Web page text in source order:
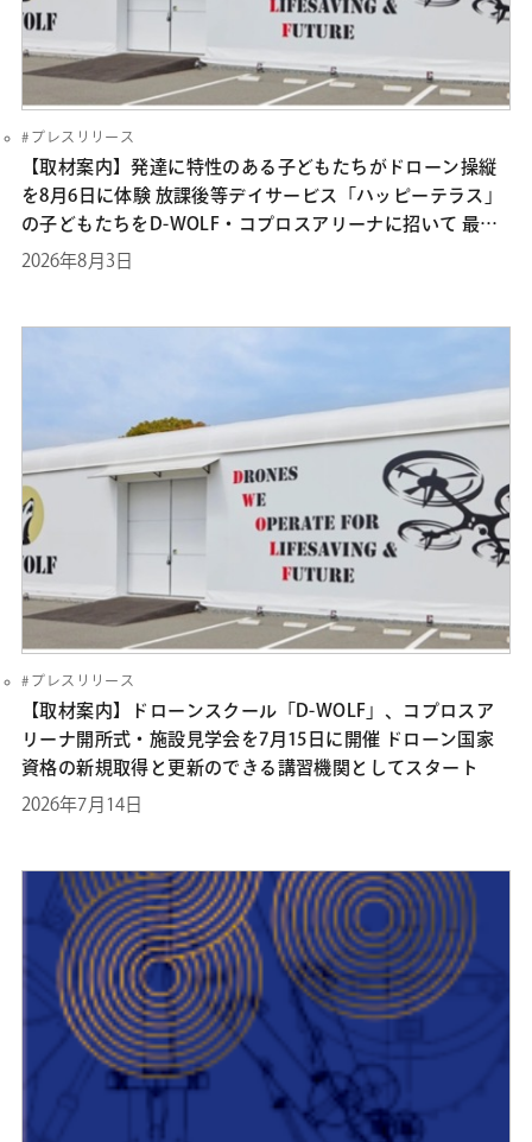
プレスリリース
【取材案内】発達に特性のある⼦どもたちがドローン操縦
を8⽉6⽇に体験 放課後等デイサービス「ハッピーテラス」
の⼦どもたちをD-WOLF・コプロスアリーナに招いて 最新
のドローン技術に触れる機会を提供
2026年8月3日
プレスリリース
【取材案内】ドローンスクール「D-WOLF」、コプロスア
リーナ開所式・施設見学会を7月15日に開催 ドローン国家
資格の新規取得と更新のできる講習機関としてスタート
2026年7月14日